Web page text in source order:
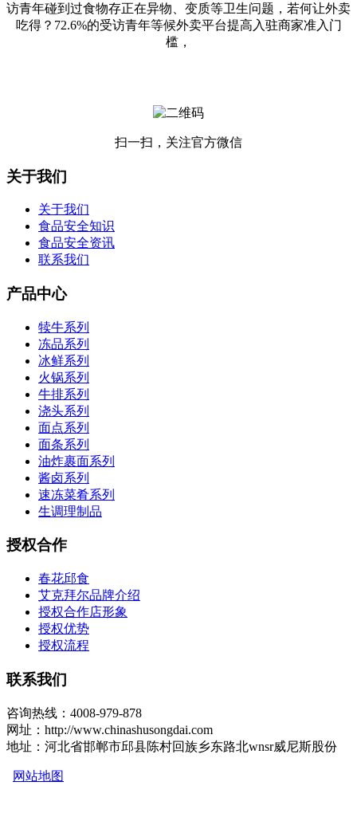
访青年碰到过食物存正在异物、变质等卫生问题，若何让外卖
吃得？72.6%的受访青年等候外卖平台提高入驻商家准入门
槛，
扫一扫，关注官方微信
关于我们
关于我们
食品安全知识
食品安全资讯
联系我们
产品中心
犊牛系列
冻品系列
冰鲜系列
火锅系列
牛排系列
浇头系列
面点系列
面条系列
油炸裹面系列
酱卤系列
速冻菜肴系列
生调理制品
授权合作
春花邱食
艾克拜尔品牌介绍
授权合作店形象
授权优势
授权流程
联系我们
咨询热线：4008-979-878
网址：http://www.chinashusongdai.com
地址：河北省邯郸市邱县陈村回族乡东路北wnsr威尼斯股份
网站地图